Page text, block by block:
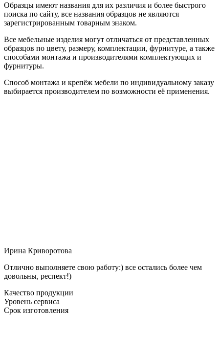
Образцы имеют названия для их различия и более быстрого
поиска по сайту, все названия образцов не являются
зарегистрированным товарным знаком.
Все мебельные изделия могут отличаться от представленных
образцов по цвету, размеру, комплектации, фурнитуре, а также
способами монтажа и производителями комплектующих и
фурнитуры.
Способ монтажа и крепёж мебели по индивидуальному заказу
выбирается производителем по возможности её применения.
Ирина Криворотова
Отлично выполняете свою работу:) все остались более чем
довольны, респект!)
Качество продукции
Уровень сервиса
Срок изготовления